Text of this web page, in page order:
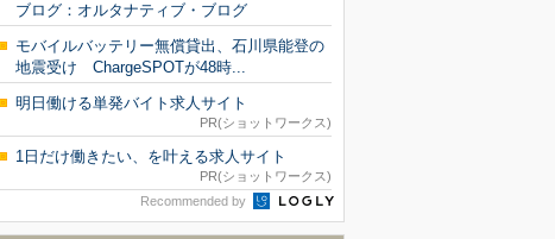
ブログ：オルタナティブ・ブログ
モバイルバッテリー無償貸出、石川県能登の
地震受け ChargeSPOTが48時...
明日働ける単発バイト求人サイト
PR(ショットワークス)
1日だけ働きたい、を叶える求人サイト
PR(ショットワークス)
Recommended by